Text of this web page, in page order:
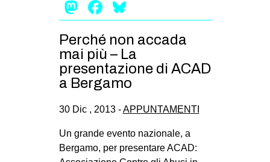
MEDIO ORIENTE
EVENTI
Fb
tw
bsky
Mastodon
Facebook
Perché non accada
mai più – La
presentazione di ACAD
a Bergamo
30 Dic , 2013 -APPUNTAMENTI
Un grande evento nazionale, a
Bergamo, per presentare ACAD: